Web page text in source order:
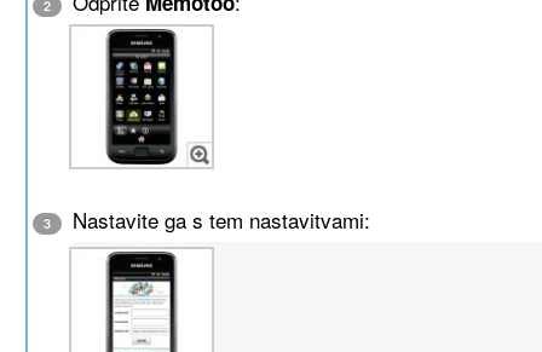
2
3 Nastavite ga s tem nastavitvami: